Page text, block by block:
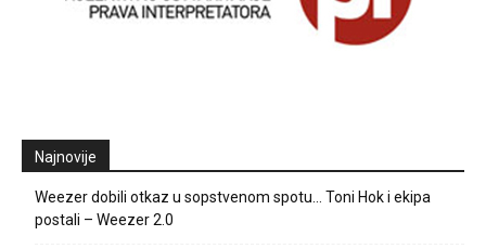
Najnovije
Weezer dobili otkaz u sopstvenom spotu… Toni Hok i ekipa
postali – Weezer 2.0